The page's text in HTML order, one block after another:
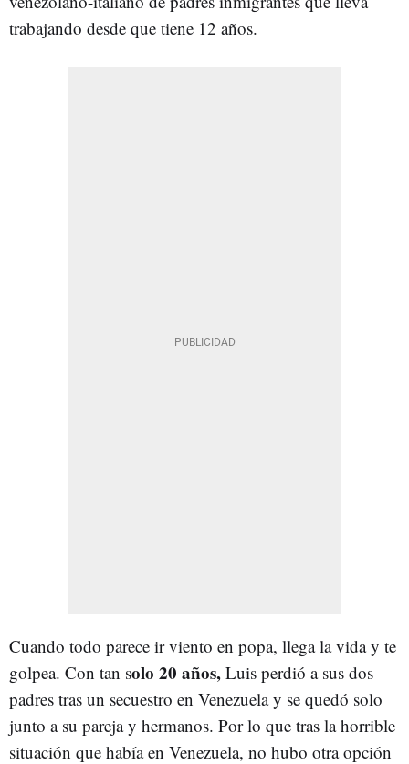
trabajando desde que tiene 12 años.
Cuando todo parece ir viento en popa, llega la vida y te
golpea. Con tan solo 20 años, Luis perdió a sus dos
padres tras un secuestro en Venezuela y se quedó solo
junto a su pareja y hermanos. Por lo que tras la horrible
situación que había en Venezuela, no hubo otra opción